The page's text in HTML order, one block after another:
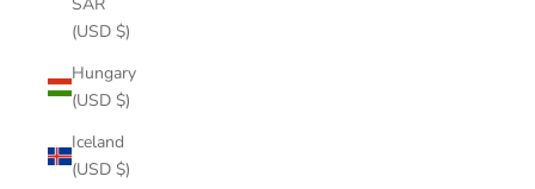
(USD $)
Hungary
(USD $)
Iceland
(USD $)